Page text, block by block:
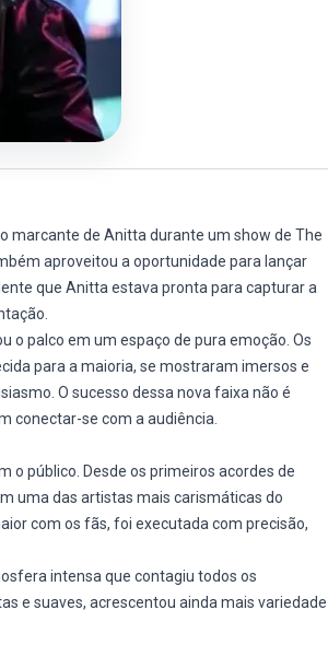
marcante de Anitta durante um show de The
aproveitou a oportunidade para lançar
que Anitta estava pronta para capturar a
o palco em um espaço de pura emoção. Os
para a maioria, se mostraram imersos e
O sucesso dessa nova faixa não é
conectar-se com a audiência.
público. Desde os primeiros acordes de
uma das artistas mais carismáticas do
com os fãs, foi executada com precisão,
intensa que contagiu todos os
e suaves, acrescentou ainda mais variedade